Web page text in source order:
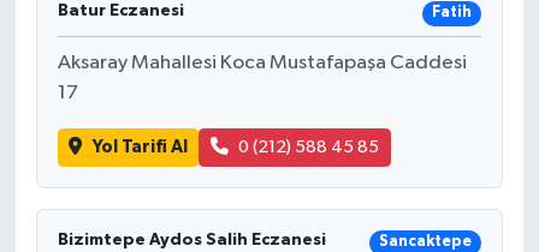
Batur Eczanesi Fatih
Aksaray Mahallesi Koca Mustafapaşa Caddesi
17
Yol Tarifi Al 0 (212) 588 45 85
Bizimtepe Aydos Salih Eczanesi Sancaktepe